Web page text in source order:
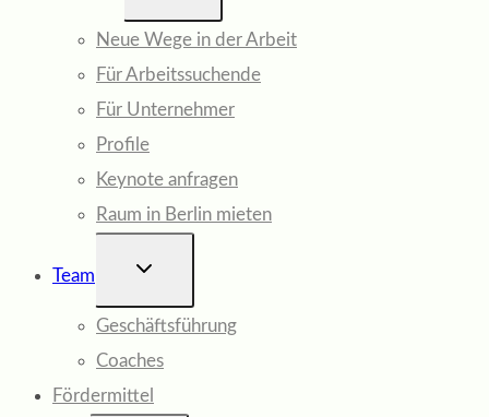
Neue Wege in der Arbeit
Für Arbeitssuchende
Für Unternehmer
Profile
Keynote anfragen
Raum in Berlin mieten
Team
UNTERMENÜ
Geschäftsführung
Coaches
Fördermittel